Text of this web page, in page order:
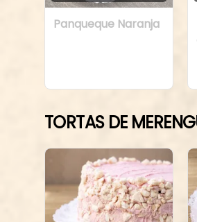
Panqueque Naranja
TORTAS DE